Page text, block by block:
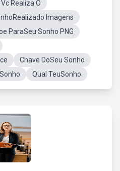
Realiza O
Imagens
ParaSeu Sonho PNG
Chave DoSeu Sonho
Qual TeuSonho